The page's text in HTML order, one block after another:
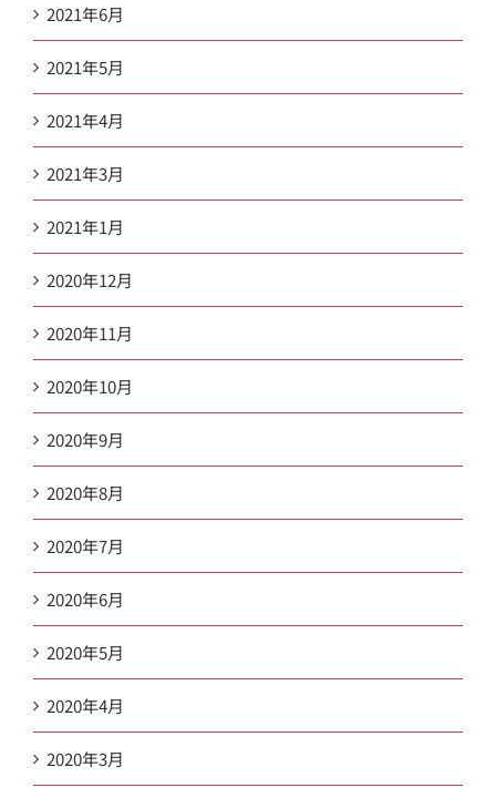
2021年6月
2021年5月
2021年4月
2021年3月
2021年1月
2020年12月
2020年11月
2020年10月
2020年9月
2020年8月
2020年7月
2020年6月
2020年5月
2020年4月
2020年3月